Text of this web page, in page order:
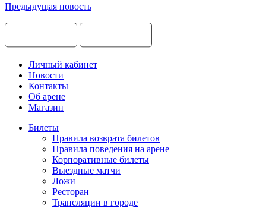
Предыдущая новость
Личный кабинет
Новости
Контакты
Об арене
Магазин
Билеты
Правила возврата билетов
Правила поведения на арене
Корпоративные билеты
Выездные матчи
Ложи
Ресторан
Трансляции в городе